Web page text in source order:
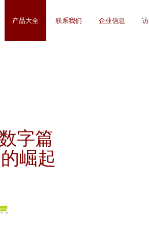
产品大全 联系我们 企业信息
字篇
崛起